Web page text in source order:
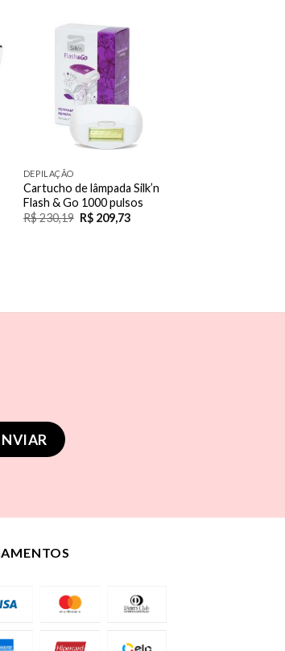
Add to
Wishlist
DEPILAÇÃO
Cartucho de lâmpada Silk’n
Flash & Go 1000 pulsos
R$230,19 R$ 209,73